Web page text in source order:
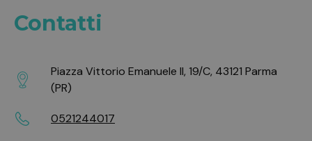
Contatti
Piazza Vittorio Emanuele II, 19/C, 43121 Parma
(PR)
0521244017